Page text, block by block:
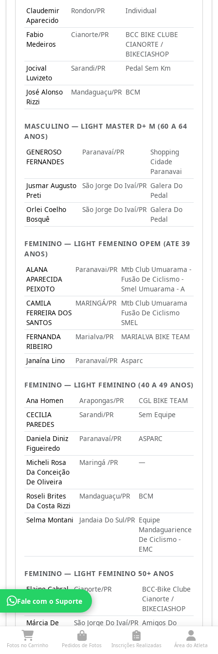
Claudemir
Aparecido
Rondon/PR Individual
Fabio
Medeiros
Cianorte/PR
BCC BIKE CLUBE
CIANORTE /
BIKECIASHOP
Jocival
Luvizeto
Sarandi/PR Pedal Sem Km
José Alonso
Rizzi
Mandaguaçu/PR BCM
MASCULINO — LIGHT MASTER D+ M (60 A 64
ANOS)
GENEROSO
FERNANDES
Paranavaí/PR
Shopping
Cidade
Paranavai
Jusmar Augusto
Preti
São Jorge Do Ivaí/PR Galera Do
Pedal
Orlei Coelho
Bosquê
São Jorge Do Ivaí/PR Galera Do
Pedal
FEMININO — LIGHT FEMENINO OPEM (ATE 39
ANOS)
ALANA
APARECIDA
PEIXOTO
Paranavai/PR Mtb Club Umuarama -
Fusão De Ciclismo -
Smel Umuarama - A
CAMILA
FERREIRA DOS
SANTOS
MARINGÁ/PR Mtb Club Umuarama
Fusão De Ciclismo
SMEL
FERNANDA
RIBEIRO
Marialva/PR MARIALVA BIKE TEAM
Janaína Lino Paranavaí/PR Asparc
FEMININO — LIGHT FEMININO (40 A 49 ANOS)
Ana Homen
Arapongas/PR
CGL BIKE TEAM
CECILIA
PAREDES
Sarandi/PR Sem Equipe
Daniela Diniz
Figueiredo
Paranavaí/PR ASPARC
Micheli Rosa
Da Conceição
De Oliveira
Maringá /PR —
Roseli Brites
Da Costa Rizzi
Mandaguaçu/PR BCM
Selma Montani Jandaia Do Sul/PR Equipe
Mandaguarience
De Ciclismo -
EMC
FEMININO — LIGHT FEMININO 50+ ANOS
Elaine Cabral Cianorte/PR
BCC-Bike Clube
Cianorte /
BIKECIASHOP
Márcia De
Lima Rosada
São Jorge Do Ivaí/PR Amigos Do
Pedal Na Terra
Fale com o Suporte
Fotos no Carrinho Pedidos de Fotos Inscrições Realizadas Área do Atleta